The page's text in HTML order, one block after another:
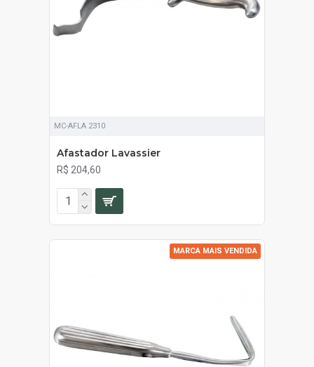
MC-AFLA 2310
Afastador Lavassier
R$ 204,60
MARCA MAIS VENDIDA